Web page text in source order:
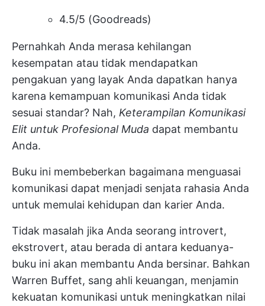
4.5/5 (Goodreads)
Pernahkah Anda merasa kehilangan
kesempatan atau tidak mendapatkan
pengakuan yang layak Anda dapatkan hanya
karena kemampuan komunikasi Anda tidak
sesuai standar? Nah, Keterampilan Komunikasi
Elit untuk Profesional Muda dapat membantu
Anda.
Buku ini membeberkan bagaimana menguasai
komunikasi dapat menjadi senjata rahasia Anda
untuk memulai kehidupan dan karier Anda.
Tidak masalah jika Anda seorang introvert,
ekstrovert, atau berada di antara keduanya-
buku ini akan membantu Anda bersinar. Bahkan
Warren Buffet, sang ahli keuangan, menjamin
kekuatan komunikasi untuk meningkatkan nilai